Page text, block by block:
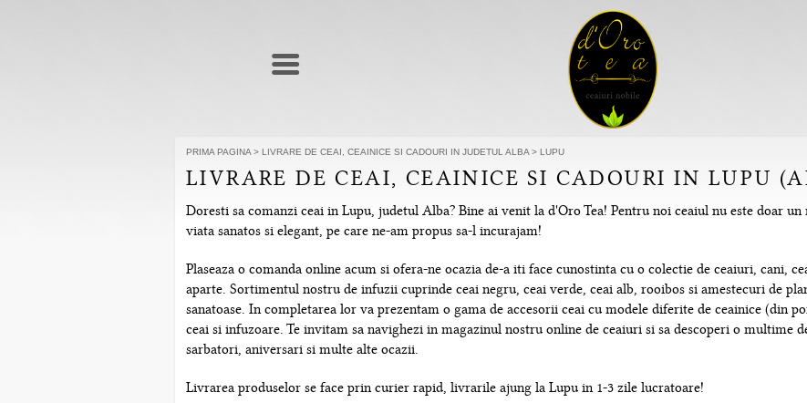
PRIMA PAGINA > LIVRARE DE CEAI, CEAINICE SI CADOURI IN JUDETUL ALBA > LUPU
LIVRARE DE CEAI, CEAINICE SI CADOURI IN LUPU
Doresti sa comanzi ceai in Lupu, judetul Alba? Bine ai venit la d'Oro Tea! Pentru noi ceaiul nu este doar
viata sanatos si elegant, pe care ne-am propus sa-l incurajam!
Plaseaza o comanda online acum si ofera-ne ocazia de-a iti face cunostinta cu o colectie de ceaiuri, cani,
aparte. Sortimentul nostru de infuzii cuprinde ceai negru, ceai verde, ceai alb, rooibos si amestecuri de
sanatoase. In completarea lor va prezentam o gama de accesorii ceai cu modele diferite de ceainice (din
ceai si infuzoare. Te invitam sa navighezi in magazinul nostru online de ceaiuri si sa descoperi o multime
sarbatori, aniversari si multe alte ocazii.
Livrarea produselor se face prin curier rapid, livrarile ajung la Lupu in 1-3 zile lucratoare!